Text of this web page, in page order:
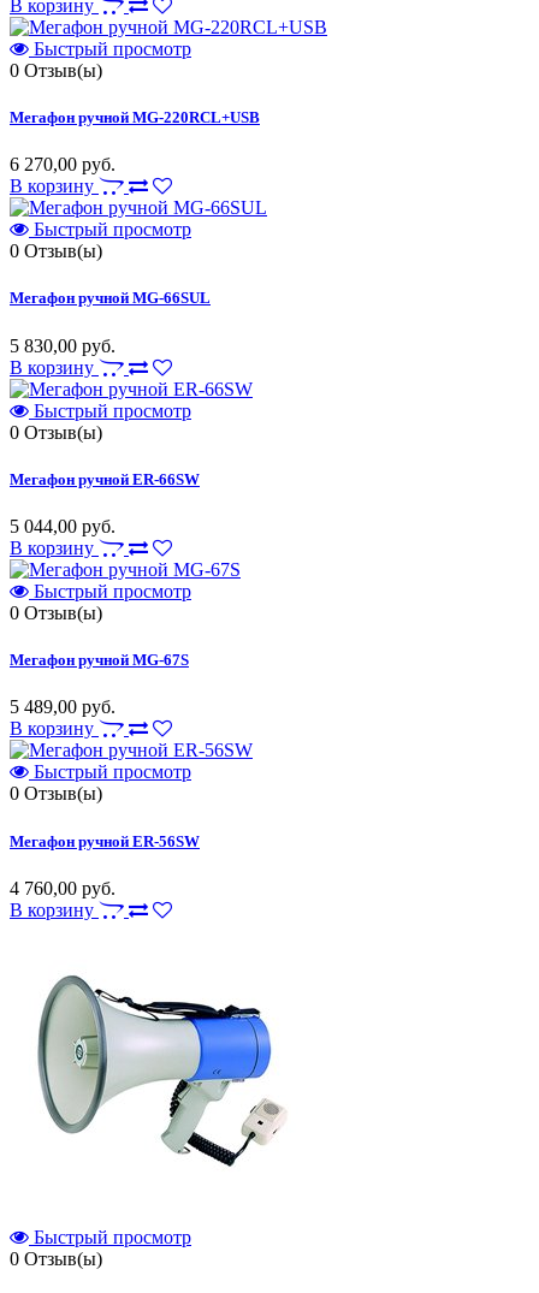
В корзину
Быстрый просмотр
0 Отзыв(ы)
Мегафон ручной MG-220RCL+USB
6 270,00 руб.
В корзину
Быстрый просмотр
0 Отзыв(ы)
Мегафон ручной MG-66SUL
5 830,00 руб.
В корзину
Быстрый просмотр
0 Отзыв(ы)
Мегафон ручной ER-66SW
5 044,00 руб.
В корзину
Быстрый просмотр
0 Отзыв(ы)
Мегафон ручной MG-67S
5 489,00 руб.
В корзину
Быстрый просмотр
0 Отзыв(ы)
Мегафон ручной ER-56SW
4 760,00 руб.
В корзину
Быстрый просмотр
0 Отзыв(ы)